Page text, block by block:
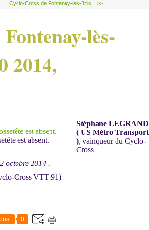
Cyclo-Cross de Fontenay-lès-Briis... >>
lès-
2014,
est absent.
Stéphane LEGRAND
( US Métro Transport
), vainqueur du Cyclo-
Cross
octobre 2014 .
Cross VTT 91)
0